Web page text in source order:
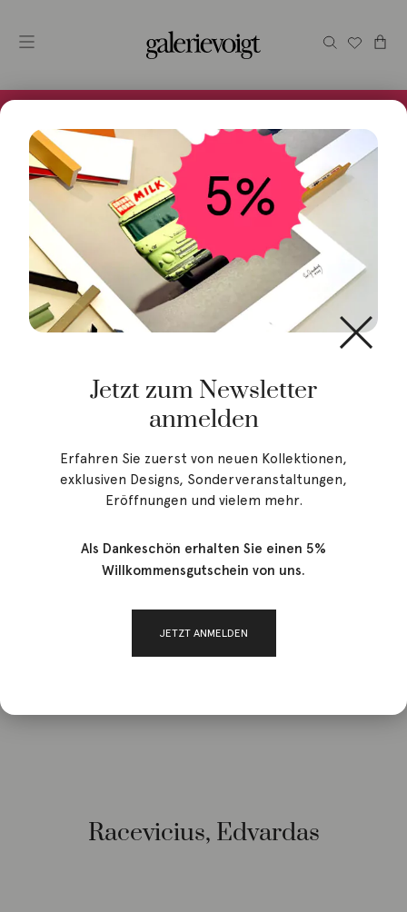
Versandfertig! 5% Bei Newsletteranmeldung.
Racevicius, Edvardas
Jetzt zum Newsletter
anmelden
Erfahren Sie zuerst von neuen Kollektionen,
exklusiven Designs, Sonderveranstaltungen,
Eröffnungen und vielem mehr.
Als Dankeschön erhalten Sie einen 5%
Willkommensgutschein von uns.
JETZT ANMELDEN